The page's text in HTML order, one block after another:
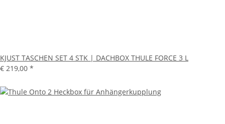
KJUST TASCHEN SET 4 STK | DACHBOX THULE FORCE 3 L
€ 219,00 *